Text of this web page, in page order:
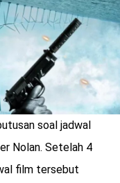
soal jadwal
Nolan. Setelah 4
film tersebut